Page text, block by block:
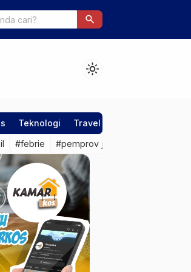
Mahasiswi Telkom University yang Ditemukan
search
light_mode
Teknologi Travel
#febrie #pemprov jateng